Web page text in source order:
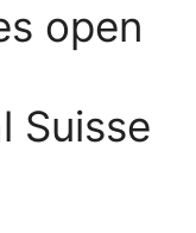
open
Suisse